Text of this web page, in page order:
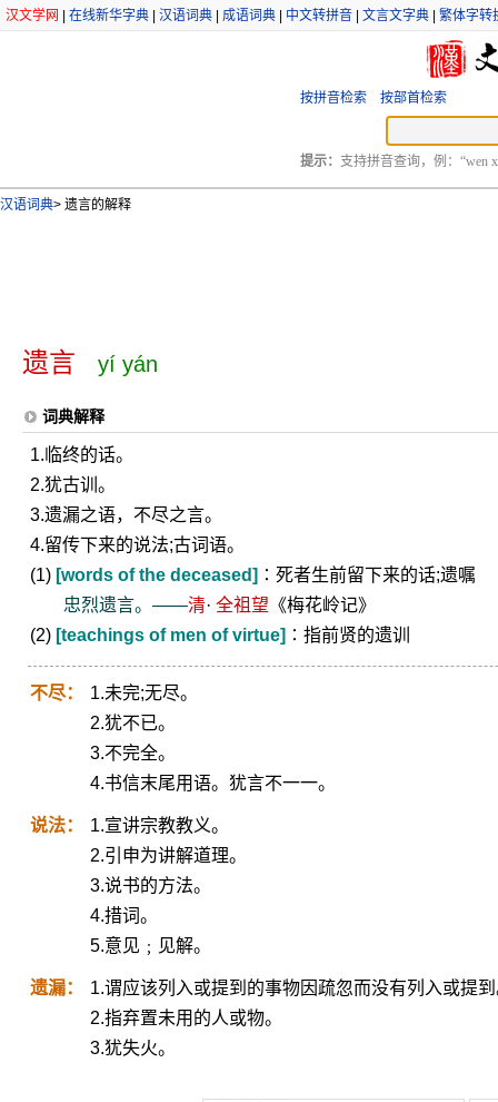
汉文学网 在线新华字典 汉语词典 成语词典 中文转拼音 文言文字典 繁体字转
按拼音检索 按部首检索
提示： 支持拼音查询，例：“wen
汉语词典> 遗言的解释
遗言 yí yán
词典解释
1.临终的话。
2.犹古训。
3.遗漏之语，不尽之言。
4.留传下来的说法;古词语。
(1) [words of the deceased] ∶死者生前留下来的话;遗嘱
忠烈遗言。——清· 全祖望 《梅花岭记》
(2) [teachings of men of virtue] ∶指前贤的遗训
不尽：
1.未完;无尽。
2.犹不已。
3.不完全。
4.书信末尾用语。犹言不一一。
说法：
1.宣讲宗教教义。
2.引申为讲解道理。
3.说书的方法。
4.措词。
5.意见﹔见解。
遗漏：
1.谓应该列入或提到的事物因疏忽而没有列入或提
2.指弃置未用的人或物。
3.犹失火。